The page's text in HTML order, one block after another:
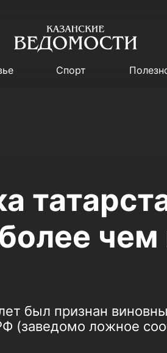
Спорт
чем
был признан
(заведомо ложное